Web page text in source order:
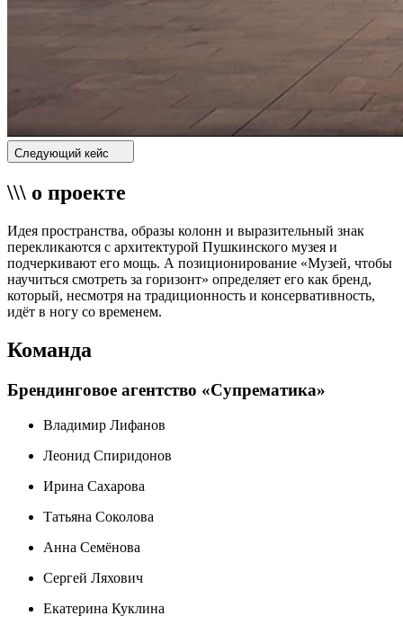
Следующий кейс
\\\ о проекте
Идея пространства, образы колонн и выразительный знак
перекликаются с архитектурой Пушкинского музея и
подчеркивают его мощь. А позиционирование «Музей, чтобы
научиться смотреть за горизонт» определяет его как бренд,
который, несмотря на традиционность и консервативность,
идёт в ногу со временем.
Команда
Брендинговое агентство «Супрематика»
Владимир Лифанов
Леонид Спиридонов
Ирина Сахарова
Татьяна Соколова
Анна Семёнова
Сергей Ляхович
Екатерина Куклина